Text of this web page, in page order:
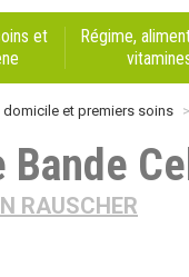
et
Régime,
domicile et premiers soins
RAUSCHER